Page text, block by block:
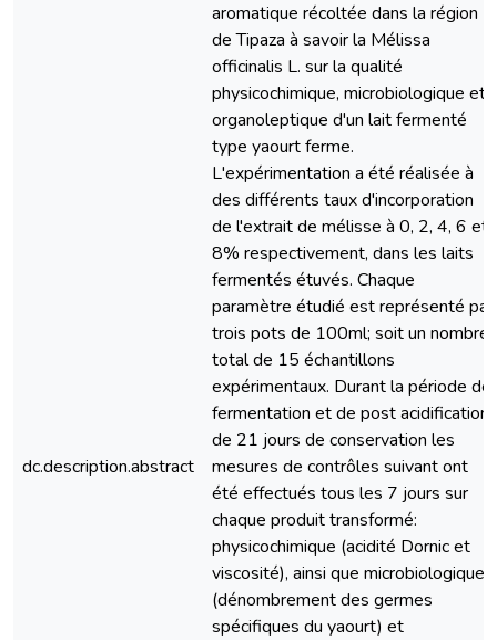
dc.description.abstract
aromatique récoltée dans la région
de Tipaza à savoir la Mélissa
officinalis L. sur la qualité
physicochimique, microbiologique et
organoleptique d'un lait fermenté
type yaourt ferme.
L'expérimentation a été réalisée à
des différents taux d'incorporation
de l'extrait de mélisse à 0, 2, 4, 6 et
8% respectivement, dans les laits
fermentés étuvés. Chaque
paramètre étudié est représenté par
trois pots de 100ml; soit un nombre
total de 15 échantillons
expérimentaux. Durant la période de
fermentation et de post acidification
de 21 jours de conservation les
mesures de contrôles suivant ont
été effectués tous les 7 jours sur
chaque produit transformé:
physicochimique (acidité Dornic et
viscosité), ainsi que microbiologique
(dénombrement des germes
spécifiques du yaourt) et